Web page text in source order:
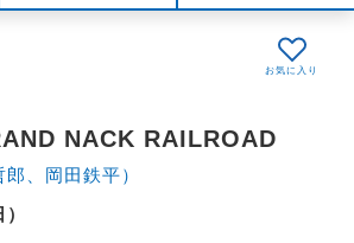
NACK RAILROAD
、岡田鉄平）